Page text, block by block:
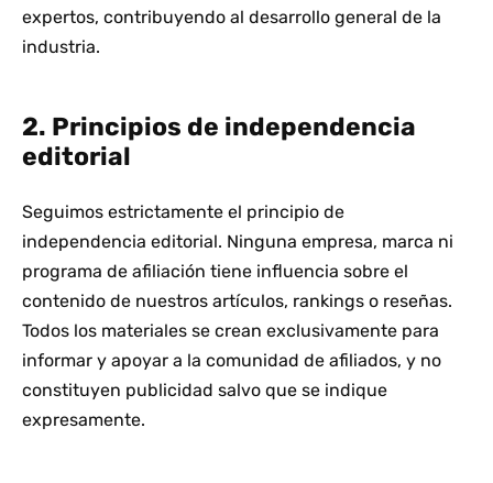
expertos, contribuyendo al desarrollo general de la
industria.
2. Principios de independencia
editorial
Seguimos estrictamente el principio de
independencia editorial. Ninguna empresa, marca ni
programa de afiliación tiene influencia sobre el
contenido de nuestros artículos, rankings o reseñas.
Todos los materiales se crean exclusivamente para
informar y apoyar a la comunidad de afiliados, y no
constituyen publicidad salvo que se indique
expresamente.